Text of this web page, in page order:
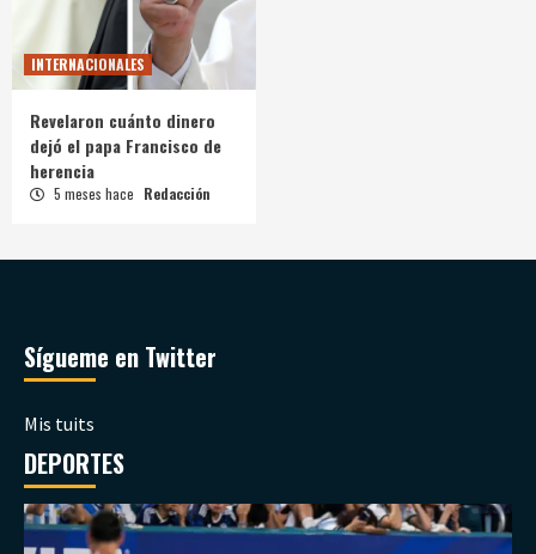
INTERNACIONALES
Revelaron cuánto dinero
dejó el papa Francisco de
herencia
5 meses hace Redacción
Sígueme en Twitter
Mis tuits
DEPORTES